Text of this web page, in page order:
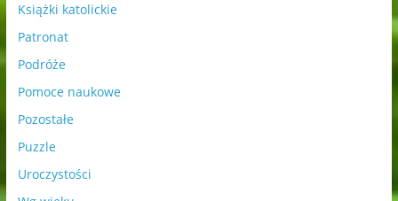
Książki katolickie
Patronat
Podróże
Pomoce naukowe
Pozostałe
Puzzle
Uroczystości